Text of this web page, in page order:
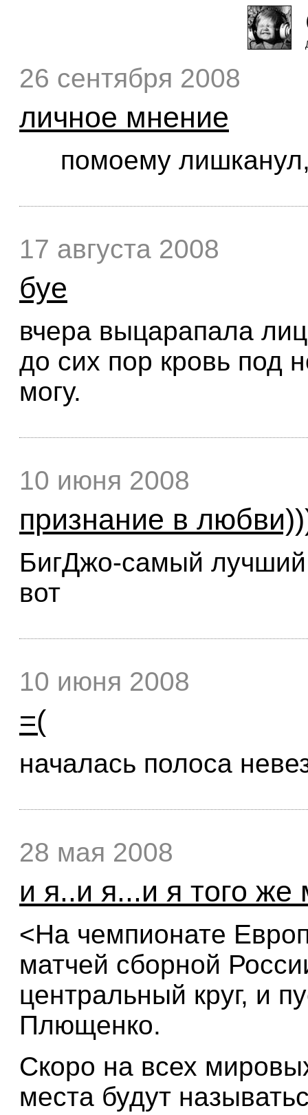
26 сентября 2008
личное мнение
помоему
17 августа 2008
буе
вчера выцарапала
до сих пор кровь под
могу.
10 июня 2008
признание в
БигДжо-самый
вот
10 июня 2008
=(
началась полоса
28 мая 2008
и я..и я...и я того же
<На чемпионате
матчей сборной
центральный круг, и
Плющенко.
Скоро на всех
места будут